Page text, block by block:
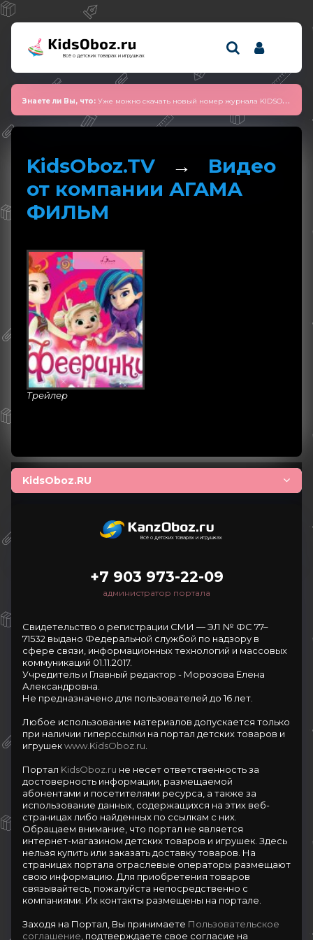
Всё о детских товарах и игрушках
Знаете ли Вы, что: Уже можно скачать новый номер журнала KIDSOBOZ 2025 (сентябрь)
KidsOboz.TV → Видео
от компании АГАМА
ФИЛЬМ
Трейлер
KidsOboz.RU
Всё о детских товарах и игрушках
+7 903 973-22-09
администратор портала
Свидетельство о регистрации СМИ — ЭЛ № ФС 77–
71532 выдано Федеральной службой по надзору в
сфере связи, информационных технологий и массовых
коммуникаций 01.11.2017.
Учредитель и Главный редактор - Морозова Елена
Александровна.
Не предназначено для пользователей до 16 лет.
Любое использование материалов допускается только
при наличии гиперссылки на портал детских товаров и
игрушекwww.KidsOboz.ru
Портал KidsOboz.ru не несет ответственность за
достоверность информации, размещаемой
абонентами и посетителями ресурса, а также за
использование данных, содержащихся на этих веб-
страницах либо найденных по ссылкам с них.
Обращаем внимание, что портал не является
интернет-магазином детских товаров и игрушек. Здесь
нельзя купить или заказать доставку товаров. На
страницах портала отраслевые операторы размещают
свою информацию. Для приобретения товаров
связывайтесь, пожалуйста непосредственно с
компаниями. Их контакты размещены на портале.
Заходя на Портал, Вы принимаете Пользовательское
соглашение , подтверждаете свое согласие на